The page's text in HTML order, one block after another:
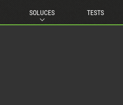
SOLUCES TESTS